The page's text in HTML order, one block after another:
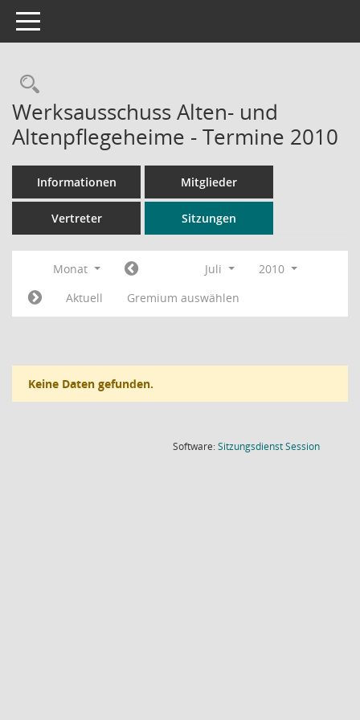
Toggle navigation
Rechercheauswahl
Werksausschuss Alten- und
Altenpflegeheime - Termine 2010
Informationen Mitglieder
Vertreter Sitzungen
Monat Juli
2010
Aktuell
Gremium auswählen
Keine Daten gefunden.
Software:SitzungsdienstSession(Wird in